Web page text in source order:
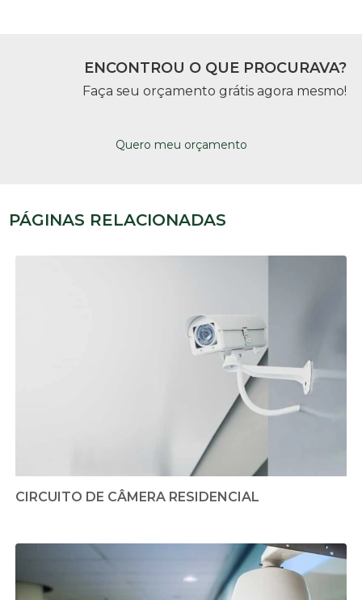
ENCONTROU O QUE PROCURAVA?
Faça seu orçamento grátis agora mesmo!
Quero meu orçamento
PÁGINAS RELACIONADAS
CIRCUITO DE CÂMERA RESIDENCIAL